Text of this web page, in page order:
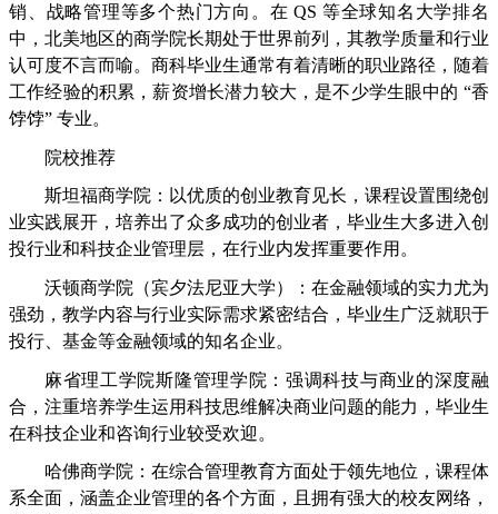
销、战略管理等多个热门方向。在 QS 等全球知名大学排名
中，北美地区的商学院长期处于世界前列，其教学质量和行业
认可度不言而喻。商科毕业生通常有着清晰的职业路径，随着
工作经验的积累，薪资增长潜力较大，是不少学生眼中的 “香
饽饽” 专业。
院校推荐
斯坦福商学院：以优质的创业教育见长，课程设置围绕创
业实践展开，培养出了众多成功的创业者，毕业生大多进入创
投行业和科技企业管理层，在行业内发挥重要作用。
沃顿商学院（宾夕法尼亚大学）：在金融领域的实力尤为
强劲，教学内容与行业实际需求紧密结合，毕业生广泛就职于
投行、基金等金融领域的知名企业。
麻省理工学院斯隆管理学院：强调科技与商业的深度融
合，注重培养学生运用科技思维解决商业问题的能力，毕业生
在科技企业和咨询行业较受欢迎。
哈佛商学院：在综合管理教育方面处于领先地位，课程体
系全面，涵盖企业管理的各个方面，且拥有强大的校友网络，